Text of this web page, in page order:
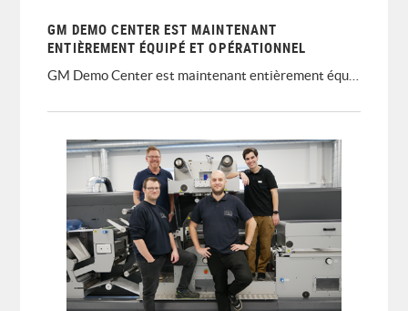
GM DEMO CENTER EST MAINTENANT
ENTIÈREMENT ÉQUIPÉ ET OPÉRATIONNEL